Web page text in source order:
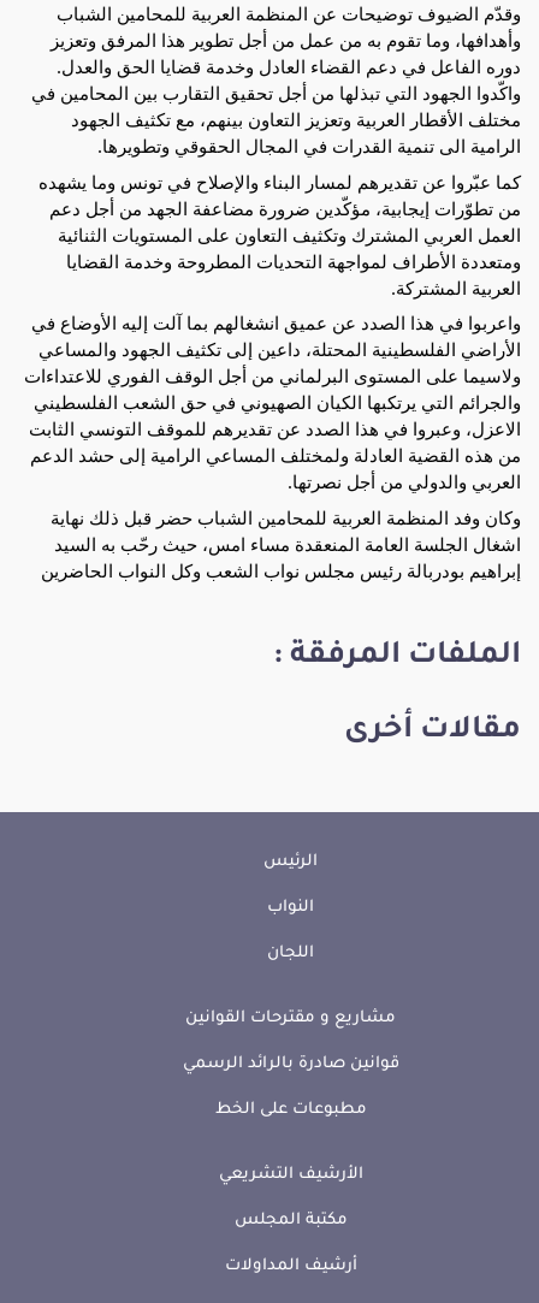
وقدّم الضيوف توضيحات عن المنظمة العربية للمحامين الشباب
وأهدافها، وما تقوم به من عمل من أجل تطوير هذا المرفق وتعزيز
دوره الفاعل في دعم القضاء العادل وخدمة قضايا الحق والعدل.
واكّدوا الجهود التي تبذلها من أجل تحقيق التقارب بين المحامين في
مختلف الأقطار العربية وتعزيز التعاون بينهم، مع تكثيف الجهود
الرامية الى تنمية القدرات في المجال الحقوقي وتطويرها.
كما عبّروا عن تقديرهم لمسار البناء والإصلاح في تونس وما يشهده
من تطوّرات إيجابية، مؤكّدين ضرورة مضاعفة الجهد من أجل دعم
العمل العربي المشترك وتكثيف التعاون على المستويات الثنائية
ومتعددة الأطراف لمواجهة التحديات المطروحة وخدمة القضايا
العربية المشتركة.
واعربوا في هذا الصدد عن عميق انشغالهم بما آلت إليه الأوضاع في
الأراضي الفلسطينية المحتلة، داعين إلى تكثيف الجهود والمساعي
ولاسيما على المستوى البرلماني من أجل الوقف الفوري للاعتداءات
والجرائم التي يرتكبها الكيان الصهيوني في حق الشعب الفلسطيني
الاعزل، وعبروا في هذا الصدد عن تقديرهم للموقف التونسي الثابت
من هذه القضية العادلة ولمختلف المساعي الرامية إلى حشد الدعم
العربي والدولي من أجل نصرتها.
وكان وفد المنظمة العربية للمحامين الشباب حضر قبل ذلك نهاية
اشغال الجلسة العامة المنعقدة مساء امس، حيث رحّب به السيد
إبراهيم بودربالة رئيس مجلس نواب الشعب وكل النواب الحاضرين
الملفات المرفقة :
مقالات أخرى
الرئيس
النواب
اللجان
مشاريع و مقترحات القوانين
قوانين صادرة بالرائد الرسمي
مطبوعات على الخط
الأرشيف التشريعي
مكتبة المجلس
أرشيف المداولات